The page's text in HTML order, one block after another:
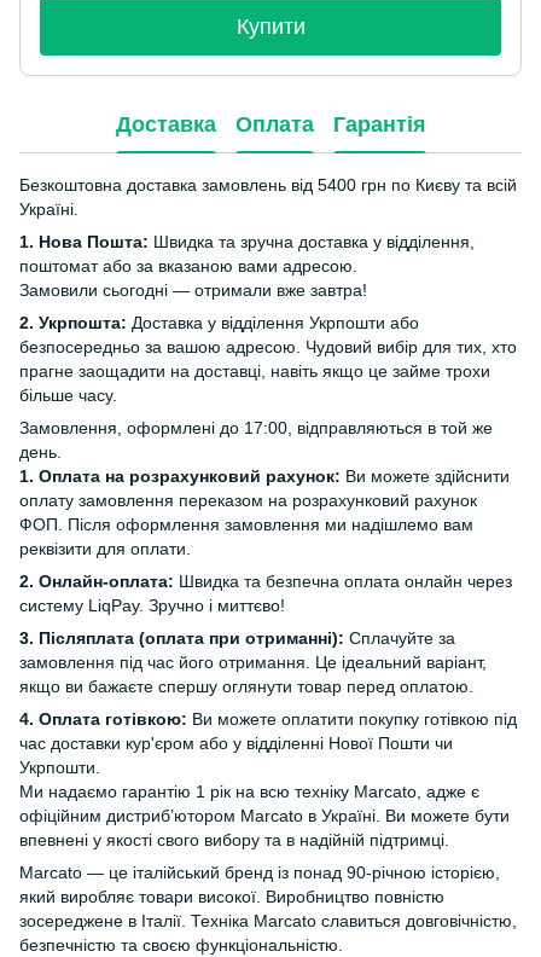
Купити
Доставка Оплата Гарантія
Безкоштовна доставка замовлень від 5400 грн по Києву та всій
Україні.
1. Нова Пошта: Швидка та зручна доставка у відділення,
поштомат або за вказаною вами адресою.
Замовили сьогодні — отримали вже завтра!
2. Укрпошта: Доставка у відділення Укрпошти або
безпосередньо за вашою адресою. Чудовий вибір для тих, хто
прагне заощадити на доставці, навіть якщо це займе трохи
більше часу.
Замовлення, оформлені до 17:00, відправляються в той же
день.
1. Оплата на розрахунковий рахунок: Ви можете здійснити
оплату замовлення переказом на розрахунковий рахунок
ФОП. Після оформлення замовлення ми надішлемо вам
реквізити для оплати.
2. Онлайн-оплата: Швидка та безпечна оплата онлайн через
систему LiqPay. Зручно і миттєво!
3. Післяплата (оплата при отриманні): Сплачуйте за
замовлення під час його отримання. Це ідеальний варіант,
якщо ви бажаєте спершу оглянути товар перед оплатою.
4. Оплата готівкою: Ви можете оплатити покупку готівкою під
час доставки кур'єром або у відділенні Нової Пошти чи
Укрпошти.
Ми надаємо гарантію 1 рік на всю техніку Marcato, адже є
офіційним дистриб’ютором Marcato в Україні. Ви можете бути
впевнені у якості свого вибору та в надійній підтримці.
Marcato — це італійський бренд із понад 90-річною історією,
який виробляє товари високої. Виробництво повністю
зосереджене в Італії. Техніка Marcato славиться довговічністю,
безпечністю та своєю функціональністю.